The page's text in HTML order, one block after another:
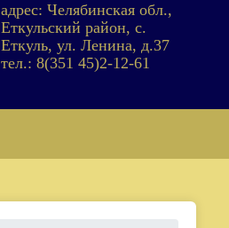
адрес: Челябинская обл.,
Еткульский район, с.
Еткуль, ул. Ленина, д.37
тел.: 8(351 45)2-12-61